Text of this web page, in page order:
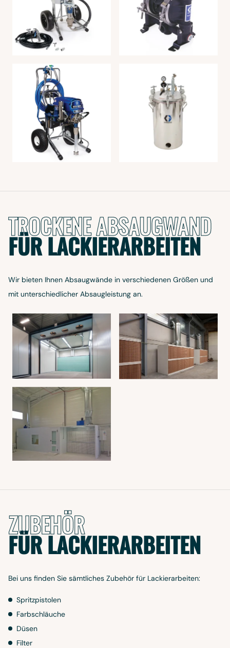
TROCKENE ABSAUGWAND
FÜR LACKIERARBEITEN
Wir bieten Ihnen Absaugwände in verschiedenen Größen und
mit unterschiedlicher Absaugleistung an.
ZUBEHÖR
FÜR LACKIERARBEITEN
Bei uns finden Sie sämtliches Zubehör für Lackierarbeiten:
Spritzpistolen
Farbschläuche
Düsen
Filter